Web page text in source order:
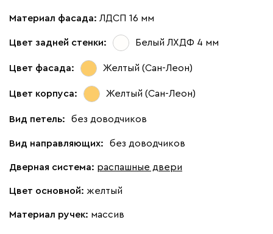
Материал фасада: ЛДСП 16 мм
Цвет задней стенки: Белый ЛХДФ 4 мм
Цвет фасада: Желтый (Сан-Леон)
Цвет корпуса: Желтый (Сан-Леон)
Вид петель: без доводчиков
Вид направляющих: без доводчиков
Дверная система: распашные двери
Цвет основной: желтый
Материал ручек: массив